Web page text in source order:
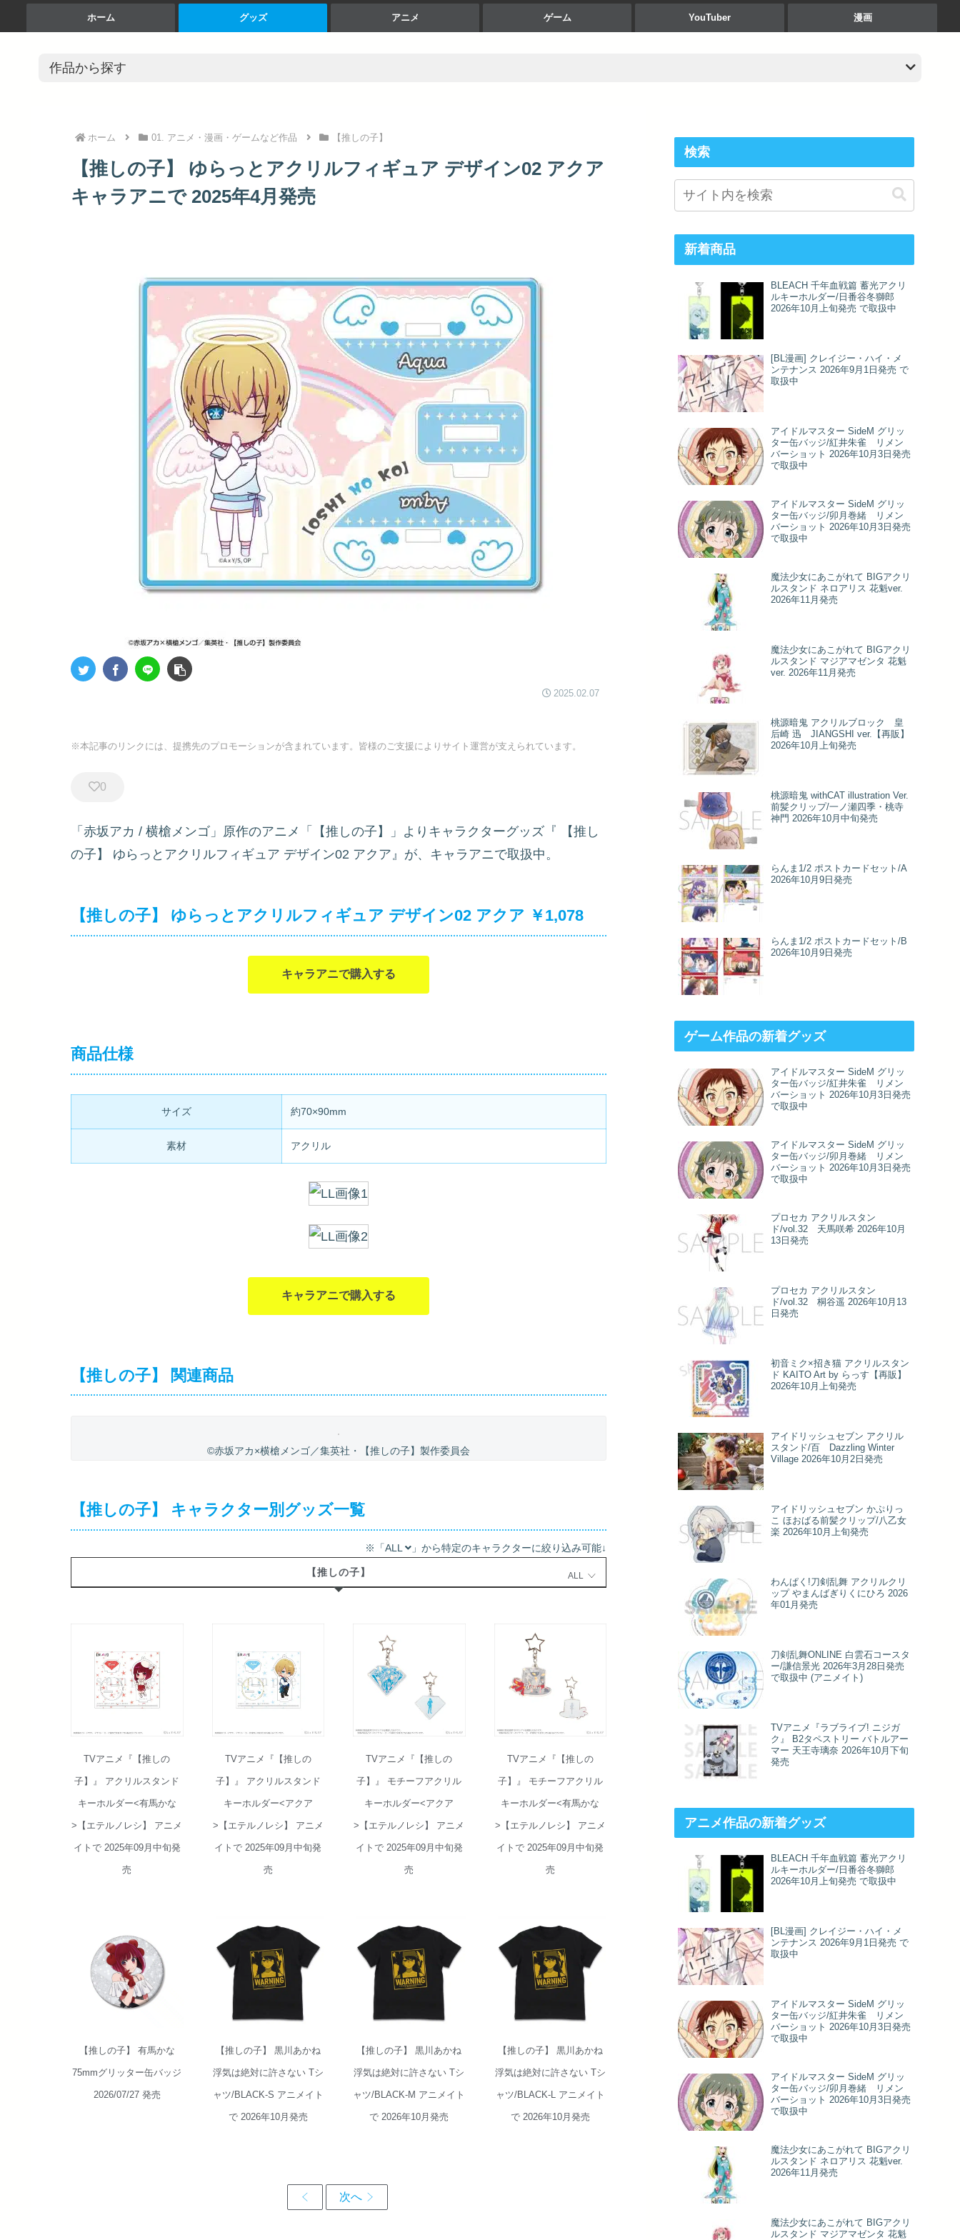
ホーム グッズ アニメ ゲーム YouTuber 漫画
ホーム 01. アニメ・漫画・ゲームなど作品 【推しの子】
【推しの子】 ゆらっとアクリルフィギュア デザイン02 アクア
キャラアニで 2025年4月発売
2025.02.07
※本記事のリンクには、提携先のプロモーションが含まれています。皆様のご支援によりサイト運営が支えられています。
0
「赤坂アカ / 横槍メンゴ」原作のアニメ「【推しの子】」よりキャラクターグッズ『 【推し
の子】 ゆらっとアクリルフィギュア デザイン02 アクア』が、キャラアニで取扱中。
【推しの子】 ゆらっとアクリルフィギュア デザイン02 アクア ￥1,078
キャラアニで購入する
商品仕様
サイズ 約70×90mm
素材 アクリル
キャラアニで購入する
【推しの子】 関連商品
©赤坂アカ×横槍メンゴ／集英社・【推しの子】製作委員会
【推しの子】 キャラクター別グッズ一覧
※「ALL 」から特定のキャラクターに絞り込み可能↓
【推しの子】 ALL
TVアニメ『【推しの
子】』 アクリルスタンド
キーホルダー<有馬かな
>【エテルノレシ】 アニメ
イトで 2025年09月中旬発
売
TVアニメ『【推しの
子】』 アクリルスタンド
キーホルダー<アクア
>【エテルノレシ】 アニメ
イトで 2025年09月中旬発
売
TVアニメ『【推しの
子】』 モチーフアクリル
キーホルダー<アクア
>【エテルノレシ】 アニメ
イトで 2025年09月中旬発
売
TVアニメ『【推しの
子】』 モチーフアクリル
キーホルダー<有馬かな
>【エテルノレシ】 アニメ
イトで 2025年09月中旬発
売
【推しの子】 有馬かな
75mmグリッター缶バッジ
2026/07/27 発売
【推しの子】 黒川あかね
浮気は絶対に許さない Tシ
ャツ/BLACK-S アニメイト
で 2026年10月発売
【推しの子】 黒川あかね
浮気は絶対に許さない Tシ
ャツ/BLACK-M アニメイト
で 2026年10月発売
【推しの子】 黒川あかね
浮気は絶対に許さない Tシ
ャツ/BLACK-L アニメイト
で 2026年10月発売
検索
新着商品
BLEACH 千年血戦篇 蓄光アクリ
ルキーホルダー/日番谷冬獅郎
2026年10月上旬発売 で取扱中
[BL漫画] クレイジー・ハイ・メ
ンテナンス 2026年9月1日発売 で
取扱中
アイドルマスター SideM グリッ
ター缶バッジ/紅井朱雀 リメン
バーショット 2026年10月3日発売
で取扱中
アイドルマスター SideM グリッ
ター缶バッジ/卯月巻緒 リメン
バーショット 2026年10月3日発売
で取扱中
魔法少女にあこがれて BIGアクリ
ルスタンド ネロアリス 花魁ver.
2026年11月発売
魔法少女にあこがれて BIGアクリ
ルスタンド マジアマゼンタ 花魁
ver. 2026年11月発売
桃源暗鬼 アクリルブロック 皇
后崎 迅 JIANGSHI ver.【再販】
2026年10月上旬発売
桃源暗鬼 withCAT illustration Ver.
前髪クリップ/一ノ瀬四季・桃寺
神門 2026年10月中旬発売
らんま1/2 ポストカードセット/A
2026年10月9日発売
らんま1/2 ポストカードセット/B
2026年10月9日発売
ゲーム作品の新着グッズ
アイドルマスター SideM グリッ
ター缶バッジ/紅井朱雀 リメン
バーショット 2026年10月3日発売
で取扱中
アイドルマスター SideM グリッ
ター缶バッジ/卯月巻緒 リメン
バーショット 2026年10月3日発売
で取扱中
プロセカ アクリルスタン
ド/vol.32 天馬咲希 2026年10月
13日発売
プロセカ アクリルスタン
ド/vol.32 桐谷遥 2026年10月13
日発売
初音ミク×招き猫 アクリルスタン
ド KAITO Art by らっす【再販】
2026年10月上旬発売
アイドリッシュセブン アクリル
スタンド/百 Dazzling Winter
Village 2026年10月2日発売
アイドリッシュセブン かぷりっ
こ ほおばる前髪クリップ/八乙女
楽 2026年10月上旬発売
わんぱく!刀剣乱舞 アクリルクリ
ップ やまんばぎりくにひろ 2026
年01月発売
刀剣乱舞ONLINE 白雲石コースタ
ー/謙信景光 2026年3月28日発売
で取扱中 (アニメイト)
TVアニメ『ラブライブ! ニジガ
ク』 B2タペストリー バトルアー
マー 天王寺璃奈 2026年10月下旬
発売
アニメ作品の新着グッズ
BLEACH 千年血戦篇 蓄光アクリ
ルキーホルダー/日番谷冬獅郎
2026年10月上旬発売 で取扱中
[BL漫画] クレイジー・ハイ・メ
ンテナンス 2026年9月1日発売 で
取扱中
アイドルマスター SideM グリッ
ター缶バッジ/紅井朱雀 リメン
バーショット 2026年10月3日発売
で取扱中
アイドルマスター SideM グリッ
ター缶バッジ/卯月巻緒 リメン
バーショット 2026年10月3日発売
で取扱中
魔法少女にあこがれて BIGアクリ
ルスタンド ネロアリス 花魁ver.
2026年11月発売
魔法少女にあこがれて BIGアクリ
ルスタンド マジアマゼンタ 花魁